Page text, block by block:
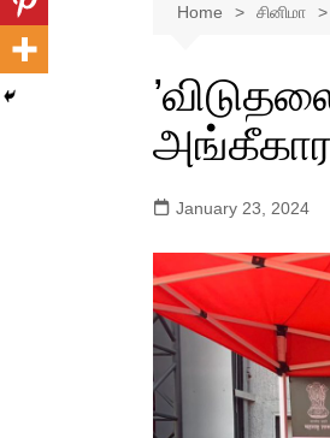
இந்தியா
Home சினிமா
January 23, 2024